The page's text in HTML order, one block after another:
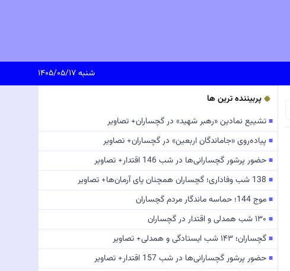
شنبه ۱۴۰۵/۰۵/۱۷
پربیننده ترین ها
■ تشییع نمادین «رهبر شهید» در گچساران+ تصاویر
■ پیاده‌روی «جاماندگان اربعین» در گچساران+ تصاویر
■ حضور پرشور گچسارانی‌ها در شب 146 اقتدار+ تصاویر
■ 138 شب وفاداری؛ گچساران همچنان پای آرمان‌ها+ تصاویر
■ موج 144؛ حماسه ماندگار مردم گچساران
■ ۱۳۰ شب همدلی و اقتدار در گچساران
■ گچساران؛ ۱۴۳ شب ایستادگی و همدلی+ تصاویر
■ حضور پرشور گچسارانی‌ها در شب 157 اقتدار+ تصاویر